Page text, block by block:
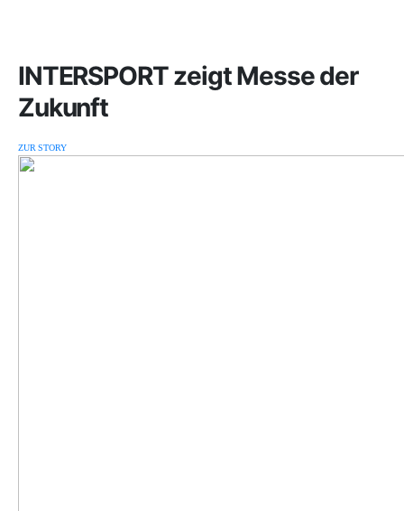
INTERSPORT zeigt Messe der
Zukunft
ZUR STORY